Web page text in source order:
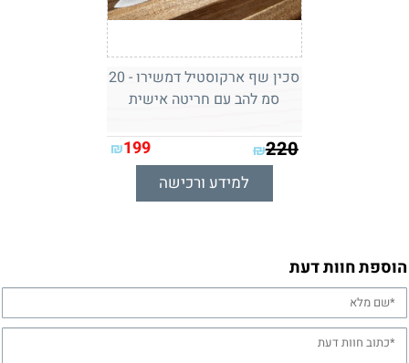
סכין שף ארקוסטיל דמשירו - 20
סמ להב עם חריטה אישית
₪220
₪199
למידע ורכישה
הוספת חוות דעת